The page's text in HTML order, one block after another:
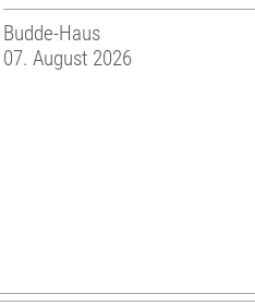
Budde-Haus
07. August 2026